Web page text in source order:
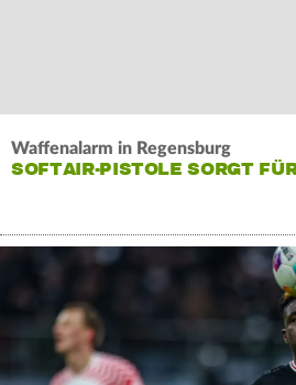
Waffenalarm in Regensburg
SOFTAIR-PISTOLE SORGT